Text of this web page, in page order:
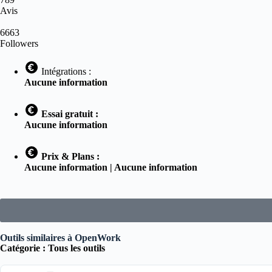
Avis
6663
Followers
Intégrations :
Aucune information
Essai gratuit :
Aucune information
Prix & Plans :
Aucune information | Aucune information
Outils similaires à OpenWork
Catégorie : Tous les outils